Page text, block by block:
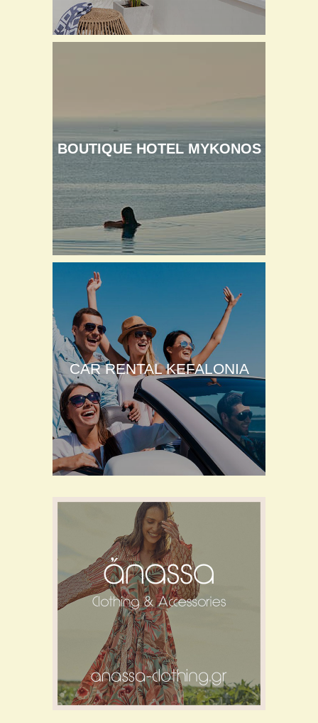
BOUTIQUE HOTEL MYKONOS
CAR RENTAL KEFALONIA